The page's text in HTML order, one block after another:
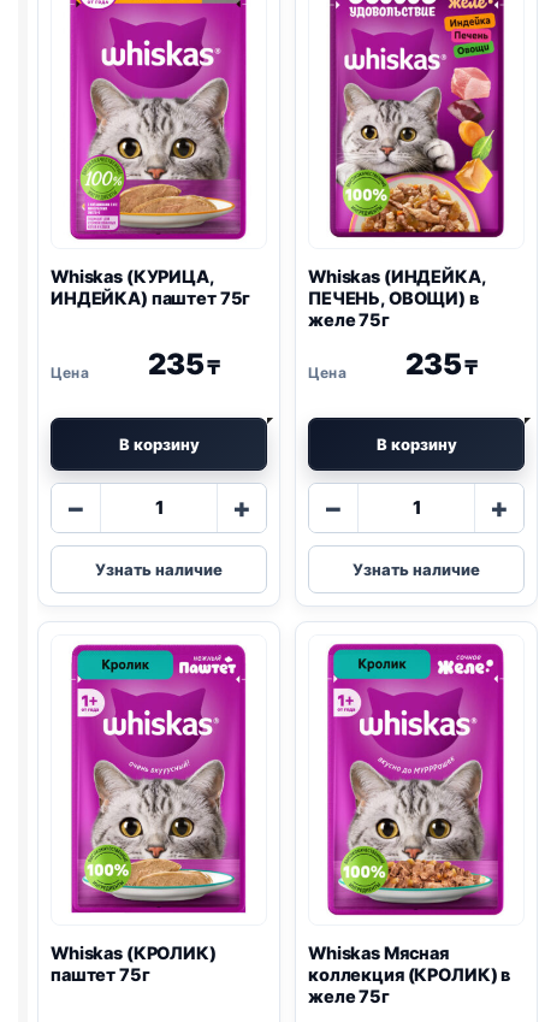
Whiskas (КУРИЦА,
ИНДЕЙКА) паштет 75г
235₸
В корзину
−
Количество
Whiskas
(КУРИЦА,
ИНДЕЙКА)
75г
+
Узнать наличие
Whiskas (ИНДЕЙКА,
ПЕЧЕНЬ, ОВОЩИ) в
желе 75г
235₸
В корзину
−
Количество
Whiskas
(ИНДЕЙКА,
ПЕЧЕНЬ,
желе
75г
+
Узнать наличие
Whiskas (КРОЛИК)
паштет 75г
Whiskas Мясная
коллекция (КРОЛИК) в
желе 75г